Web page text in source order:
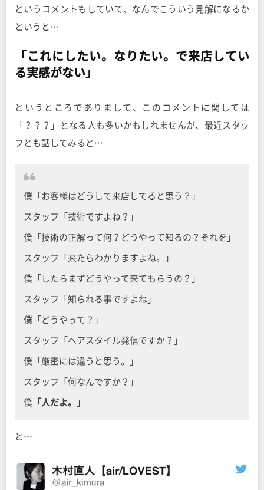
というコメントもしていて、なんでこういう見解になるか
というと…
「これにしたい。なりたい。で来店してい
る実感がない」
というところでありまして、このコメントに関しては
「？？？」となる人も多いかもしれませんが、最近スタッ
フとも話してみると…
僕「お客様はどうして来店してると思う？」
スタッフ「技術ですよね？」
僕「技術の正解って何？どうやって知るの？それを」
スタッフ「来たらわかりますよね。」
僕「したらまずどうやって来てもらうの？」
スタッフ「知られる事ですよね」
僕「どうやって？」
スタッフ「ヘアスタイル発信ですか？」
僕「厳密には違うと思う。」
スタッフ「何なんですか？」
僕 「人だよ。」
と…